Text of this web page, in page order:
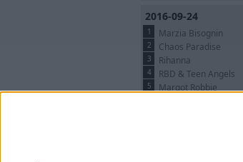
2016-09-24
1 Marzia Bisognin
2 Chaos Paradise
3 Rihanna
4 RBD & Teen Angels
5 Margot Robbie